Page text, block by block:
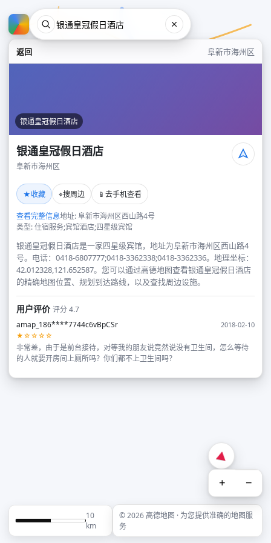
返回 阜新市海州区
银通皇冠假日酒店
银通皇冠假日酒店
阜新市海州区
★收藏 ⌖搜周边 📱 去手机查看
查看完整信息地址: 阜新市海州区西山路4号
类型: 住宿服务;宾馆酒店;四星级宾馆
银通皇冠假日酒店是一家四星级宾馆，地址为阜新市海州区西山路4
号。电话：0418-6807777;0418-3362338;0418-3362336。地理坐标：
42.012328,121.652587。您可以通过高德地图查看银通皇冠假日酒店
的精确地图位置、规划到达路线，以及查找周边设施。
用户评价评分 4.7
amap_186****7744c6vBpCSr
2018-02-10
★☆☆☆☆
非常差，由于是前台接待，对等我的朋友说竟然说没有卫生间，怎么等待
的人就要开房间上厕所吗？你们都不上卫生间吗？
+ −
10
km
© 2026 高德地图 · 为您提供准确的地图服
务